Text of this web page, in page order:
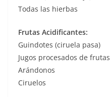
Todas las hierbas
Frutas Acidificantes:
Guindotes (ciruela pasa)
Jugos procesados de frutas
Arándonos
Ciruelos